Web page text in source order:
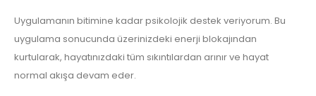
Uygulamanın bitimine kadar psikolojik destek veriyorum. Bu
uygulama sonucunda üzerinizdeki enerji blokajından
kurtularak, hayatınızdaki tüm sıkıntılardan arınır ve hayat
normal akışa devam eder.